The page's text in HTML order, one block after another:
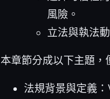
風險。
立法與執法
本章節分成以下主題，
法規背景與定義